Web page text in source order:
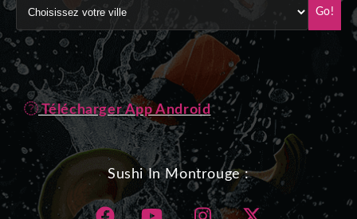
Go!
Télécharger App Android
Sushi In Montrouge :